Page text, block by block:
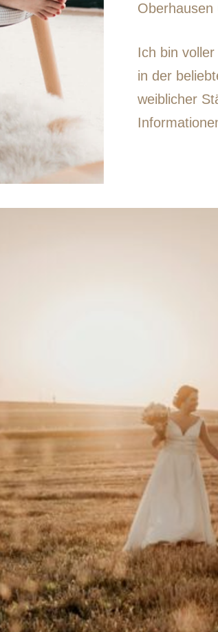
Oberhausen
Ich bin
in der
weiblicher